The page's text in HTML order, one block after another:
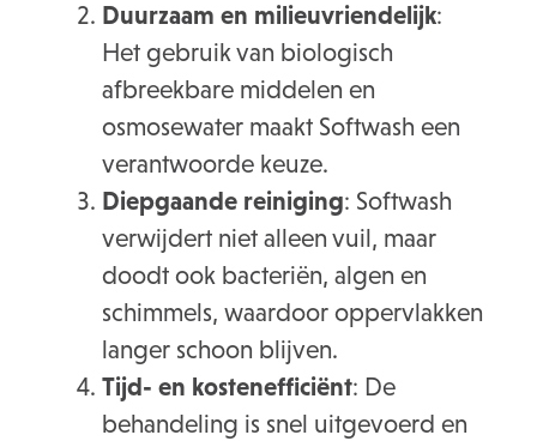
Duurzaam en milieuvriendelijk:
Het gebruik van biologisch
afbreekbare middelen en
osmosewater maakt Softwash een
verantwoorde keuze.
Diepgaande reiniging: Softwash
verwijdert niet alleen vuil, maar
doodt ook bacteriën, algen en
schimmels, waardoor oppervlakken
langer schoon blijven.
Tijd- en kostenefficiënt: De
behandeling is snel uitgevoerd en